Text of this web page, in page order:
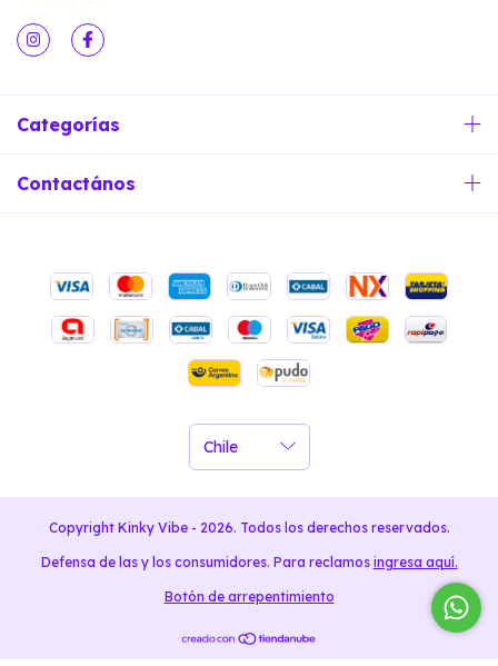
Categorías
Contactános
Copyright Kinky Vibe - 2026. Todos los derechos reservados.
Defensa de las y los consumidores. Para reclamos ingresa aquí.
Botón de arrepentimiento